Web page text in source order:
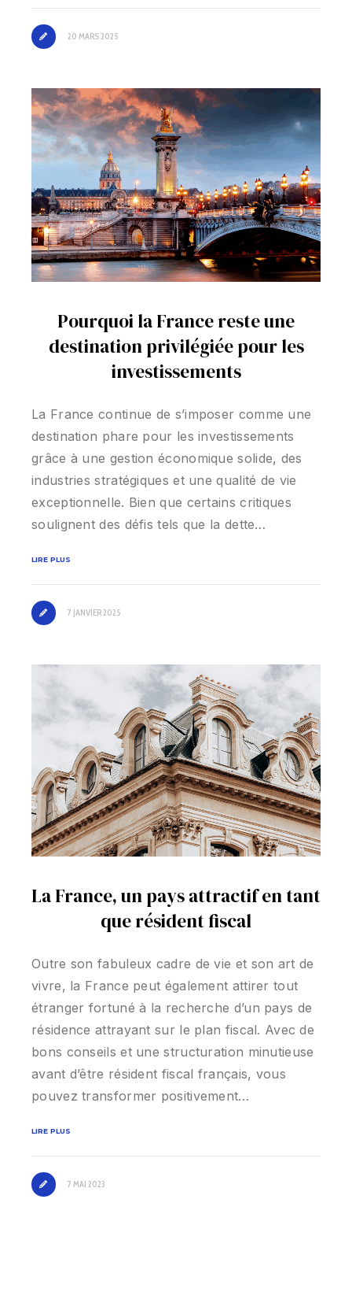
20 MARS 2025
Pourquoi la France reste une
destination privilégiée pour les
investissements
La France continue de s’imposer comme une
destination phare pour les investissements
grâce à une gestion économique solide, des
industries stratégiques et une qualité de vie
exceptionnelle. Bien que certains critiques
soulignent des défis tels que la dette…
LIRE PLUS
7 JANVIER 2025
La France, un pays attractif en tant
que résident fiscal
Outre son fabuleux cadre de vie et son art de
vivre, la France peut également attirer tout
étranger fortuné à la recherche d’un pays de
résidence attrayant sur le plan fiscal. Avec de
bons conseils et une structuration minutieuse
avant d’être résident fiscal français, vous
pouvez transformer positivement…
LIRE PLUS
7 MAI 2023